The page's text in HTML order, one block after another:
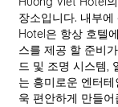
장소입니다. 내부
Hotel은 항상 호텔
스를 제공 할 준비
드 및 조명 시스템,
는 흥미로운 엔터
욱 편안하게 만들어